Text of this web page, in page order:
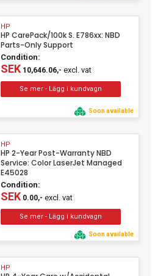
HP
HP CarePack/100k S. E786xx: NBD
Parts-Only Support
Condition:
SEK10,646.06,- excl. vat
Soon available
HP
HP 2-Year Post-Warranty NBD
Service: Color LaserJet Managed
E45028
Condition:
SEK0.00,- excl. vat
Soon available
HP